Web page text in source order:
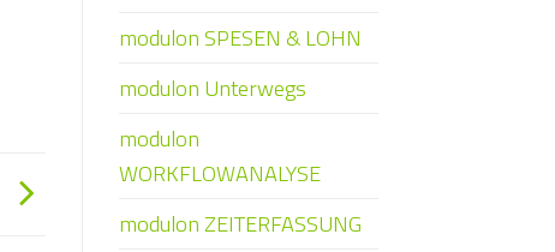
modulon SPESEN & LOHN
modulon Unterwegs
modulon
WORKFLOWANALYSE
modulon ZEITERFASSUNG